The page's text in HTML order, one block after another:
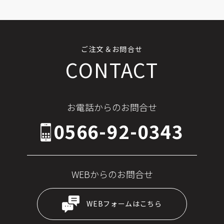
ご注文＆お問合せ
CONTACT
お電話からのお問合せ
0566-92-0343
WEBからのお問合せ
WEBフォームはこちら